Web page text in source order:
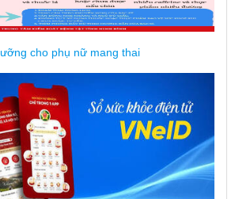
cho phụ nữ mang thai